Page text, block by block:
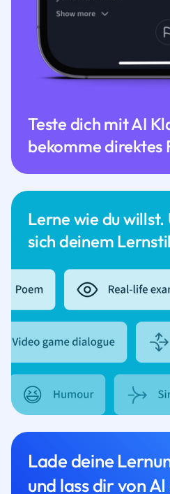
Lerne wie du willst.
sich deinem
Teste dich mit AI
bekomme direktes
Lade deine
und lass dir von